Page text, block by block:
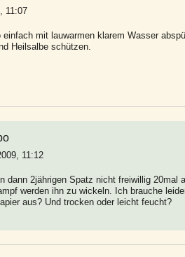
11:07
einfach mit lauwarmen klarem Wasser
Heilsalbe schützen.
11:12
dann 2jährigen Spatz nicht freiwillig 20mal
werden ihn zu wickeln. Ich brauche
aus? Und trocken oder leicht feucht?